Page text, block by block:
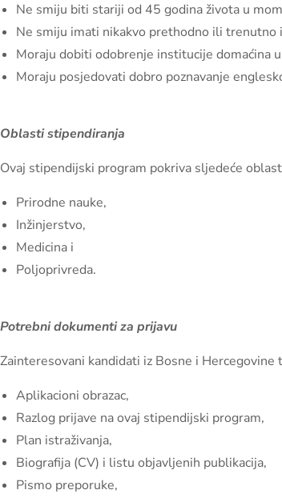
Ne smiju biti stariji od 45 godina života u
Ne smiju imati nikakvo prethodno ili trenutno
Moraju dobiti odobrenje institucije domaćina
Moraju posjedovati dobro poznavanje
Oblasti stipendiranja
Ovaj stipendijski program pokriva sljedeće
Prirodne nauke,
Inžinjerstvo,
Medicina i
Poljoprivreda.
Potrebni dokumenti za prijavu
Zainteresovani kandidati iz Bosne i
Aplikacioni obrazac,
Razlog prijave na ovaj stipendijski program,
Plan istraživanja,
Biografija (CV) i listu objavljenih publikacija,
Pismo preporuke,